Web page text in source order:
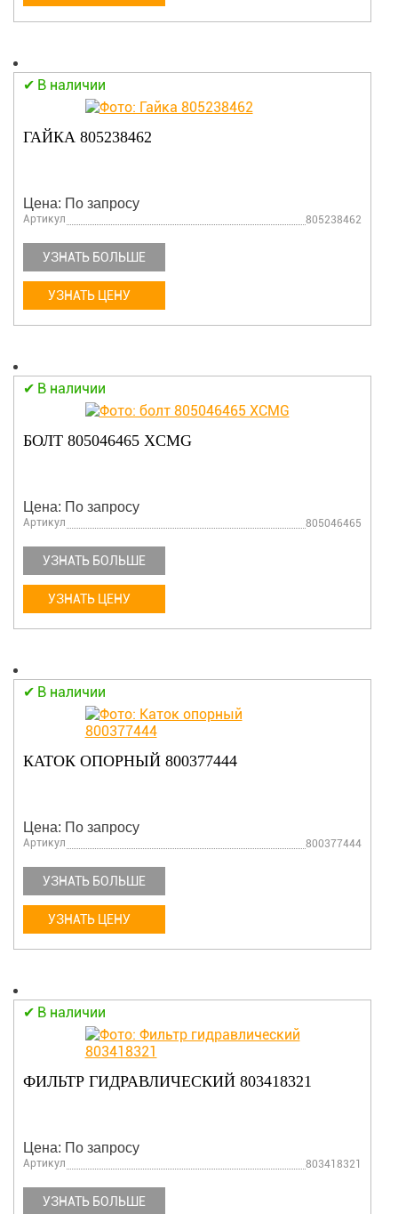
В наличии
ГАЙКА 805238462
Цена: По запросу
Артикул 805238462
УЗНАТЬ БОЛЬШЕ
УЗНАТЬ ЦЕНУ
В наличии
БОЛТ 805046465 XCMG
Цена: По запросу
Артикул 805046465
УЗНАТЬ БОЛЬШЕ
УЗНАТЬ ЦЕНУ
В наличии
КАТОК ОПОРНЫЙ 800377444
Цена: По запросу
Артикул 800377444
УЗНАТЬ БОЛЬШЕ
УЗНАТЬ ЦЕНУ
В наличии
ФИЛЬТР ГИДРАВЛИЧЕСКИЙ 803418321
Цена: По запросу
Артикул 803418321
УЗНАТЬ БОЛЬШЕ